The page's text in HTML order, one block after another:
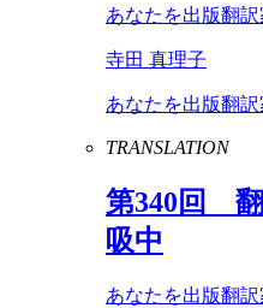
あなたを出版翻訳
寺田 真理子
あなたを出版翻
TRANSLATION
第340回 翻
吸中
あなたを出版翻訳